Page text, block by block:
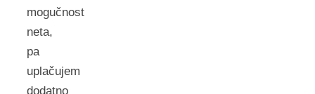
mogučnost
neta,
pa
uplačujem
dodatno